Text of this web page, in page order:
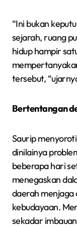
“Ini bukan
sejarah, ruang
hidup hampir
tersebut,
Bertentangan
Saurip
dinilainya
beberapa hari
menegaskan
daerah menjaga
kebudayaan.
sekadar